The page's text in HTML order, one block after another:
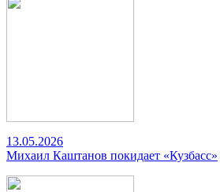
13.05.2026
Михаил Каштанов покидает «Кузбасс»